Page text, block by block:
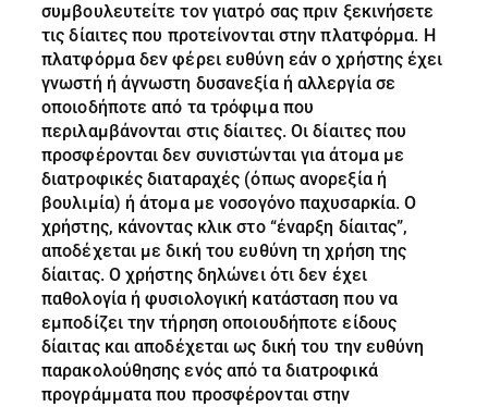
συμβουλευτείτε τον γιατρό σας πριν ξεκινήσετε
τις δίαιτες που προτείνονται στην πλατφόρμα. Η
πλατφόρμα δεν φέρει ευθύνη εάν ο χρήστης έχει
γνωστή ή άγνωστη δυσανεξία ή αλλεργία σε
οποιοδήποτε από τα τρόφιμα που
περιλαμβάνονται στις δίαιτες. Οι δίαιτες που
προσφέρονται δεν συνιστώνται για άτομα με
διατροφικές διαταραχές (όπως ανορεξία ή
βουλιμία) ή άτομα με νοσογόνο παχυσαρκία. Ο
χρήστης, κάνοντας κλικ στο “έναρξη δίαιτας”,
αποδέχεται με δική του ευθύνη τη χρήση της
δίαιτας. Ο χρήστης δηλώνει ότι δεν έχει
παθολογία ή φυσιολογική κατάσταση που να
εμποδίζει την τήρηση οποιουδήποτε είδους
δίαιτας και αποδέχεται ως δική του την ευθύνη
παρακολούθησης ενός από τα διατροφικά
προγράμματα που προσφέρονται στην